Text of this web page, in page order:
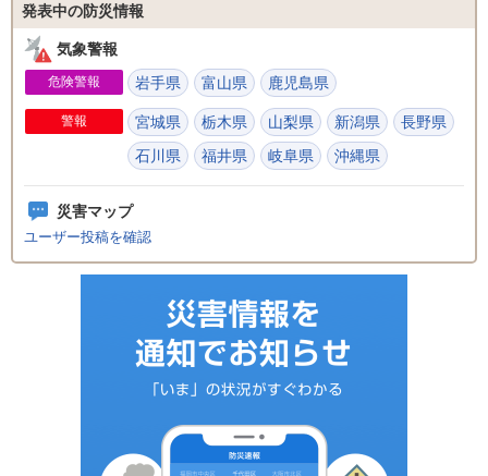
発表中の防災情報
気象警報
危険警報 岩手県 富山県 鹿児島県
警報 宮城県 栃木県 山梨県 新潟県
長野県
石川県
福井県 岐阜県 沖縄県
災害マップ
ユーザー投稿を確認